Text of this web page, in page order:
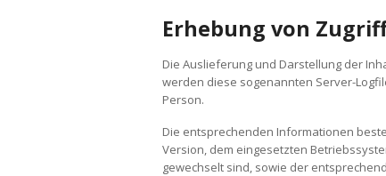
Erhebung von
Die Auslieferung und Darstellung der
werden diese sogenannten Server-
Person.
Die entsprechenden Informationen
Version, dem eingesetzten
gewechselt sind, sowie der